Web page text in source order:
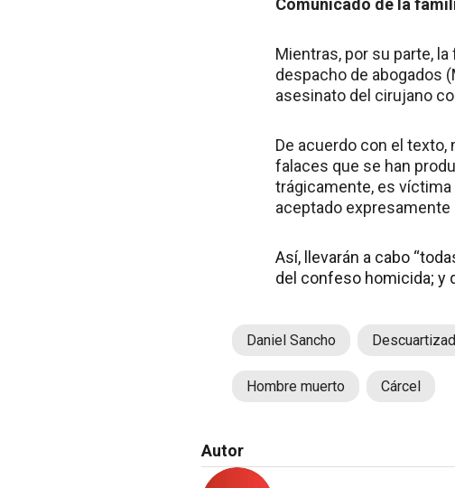
Comunicado de la
Mientras, por su parte,
despacho de abogados
asesinato del cirujano
De acuerdo con el
falaces que se han
trágicamente, es víctima
aceptado expresamente
Así, llevarán a cabo
del confeso homicida; y
Daniel Sancho
Hombre muerto Cárcel
Autor